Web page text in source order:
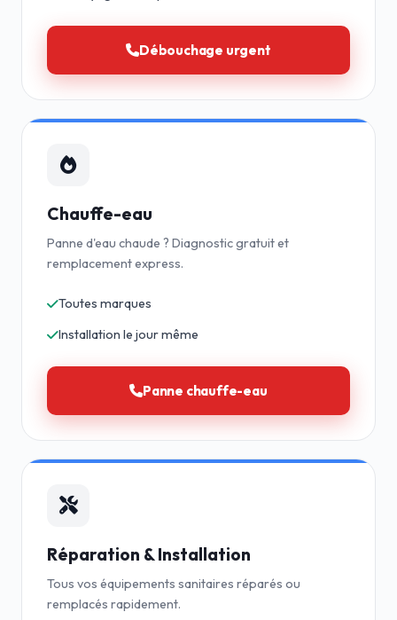
Débouchage urgent
Chauffe-eau
Panne d'eau chaude ? Diagnostic gratuit et
remplacement express.
Toutes marques
Installation le jour même
Panne chauffe-eau
Réparation & Installation
Tous vos équipements sanitaires réparés ou
remplacés rapidement.